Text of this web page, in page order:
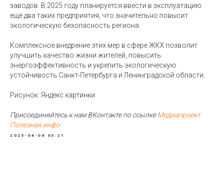
заводов. В 2025 году планируется ввести в эксплуатацию
ещё два таких предприятия, что значительно повысит
экологическую безопасность региона.
Комплексное внедрение этих мер в сфере ЖКХ позволит
улучшить качество жизни жителей, повысить
энергоэффективность и укрепить экологическую
устойчивость Санкт-Петербурга и Ленинградской области.
Рисунок: Яндекс картинки
Присоединяйтесь к нам ВКонтакте по ссылкеМедиапроект
Полезная инфо
2025-04-06 03:21